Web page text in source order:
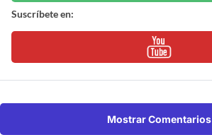
Suscríbete en:
Mostrar Comentarios